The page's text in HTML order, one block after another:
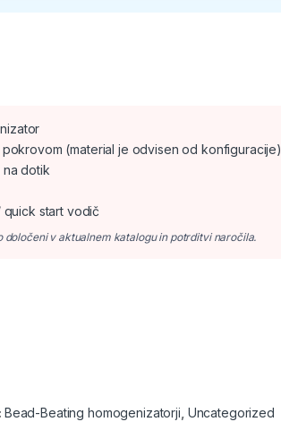
(material je odvisen od konfiguracije)
na dotik
start vodič
v aktualnem katalogu in potrditvi naročila.
Bead-Beating homogenizatorji Uncategorized